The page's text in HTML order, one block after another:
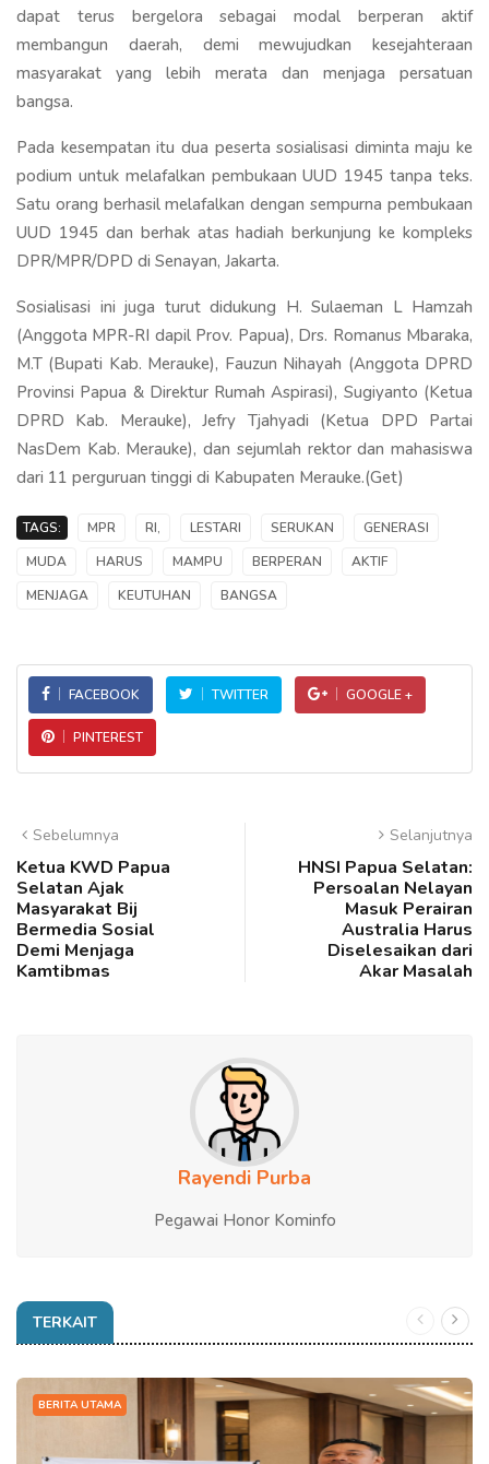
dapat terus bergelora sebagai modal berperan aktif
membangun daerah, demi mewujudkan kesejahteraan
masyarakat yang lebih merata dan menjaga persatuan
bangsa.
Pada kesempatan itu dua peserta sosialisasi diminta maju ke
podium untuk melafalkan pembukaan UUD 1945 tanpa teks.
Satu orang berhasil melafalkan dengan sempurna pembukaan
UUD 1945 dan berhak atas hadiah berkunjung ke kompleks
DPR/MPR/DPD di Senayan, Jakarta.
Sosialisasi ini juga turut didukung H. Sulaeman L Hamzah
(Anggota MPR-RI dapil Prov. Papua), Drs. Romanus Mbaraka,
M.T (Bupati Kab. Merauke), Fauzun Nihayah (Anggota DPRD
Provinsi Papua & Direktur Rumah Aspirasi), Sugiyanto (Ketua
DPRD Kab. Merauke), Jefry Tjahyadi (Ketua DPD Partai
NasDem Kab. Merauke), dan sejumlah rektor dan mahasiswa
dari 11 perguruan tinggi di Kabupaten Merauke.(Get)
TAGS: MPR RI, LESTARI SERUKAN
GENERASI
MUDA
HARUS MAMPU BERPERAN
AKTIF
MENJAGA
KEUTUHAN BANGSA
FACEBOOK TWITTER GOOGLE +
PINTEREST
Sebelumnya
Ketua KWD Papua
Selatan Ajak
Masyarakat Bij
Bermedia Sosial
Demi Menjaga
Kamtibmas
Selanjutnya
HNSI Papua Selatan:
Persoalan Nelayan
Masuk Perairan
Australia Harus
Diselesaikan dari
Akar Masalah
Rayendi Purba
Pegawai Honor Kominfo
TERKAIT
BERITA UTAMA